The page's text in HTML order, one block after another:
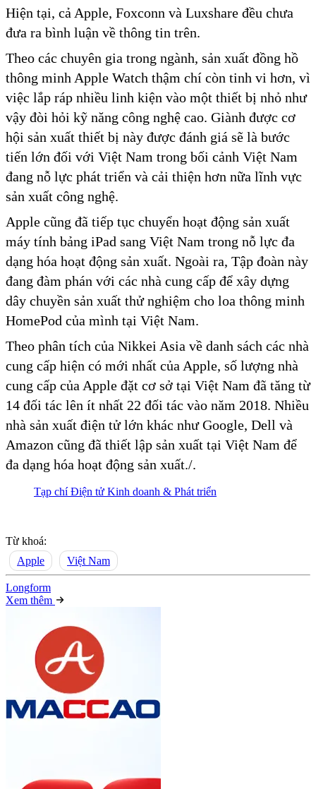
Hiện tại, cả Apple, Foxconn và Luxshare đều chưa
đưa ra bình luận về thông tin trên.
Theo các chuyên gia trong ngành, sản xuất đồng hồ
thông minh Apple Watch thậm chí còn tinh vi hơn, vì
việc lắp ráp nhiều linh kiện vào một thiết bị nhỏ như
vậy đòi hỏi kỹ năng công nghệ cao. Giành được cơ
hội sản xuất thiết bị này được đánh giá sẽ là bước
tiến lớn đối với Việt Nam trong bối cảnh Việt Nam
đang nỗ lực phát triển và cải thiện hơn nữa lĩnh vực
sản xuất công nghệ.
Apple cũng đã tiếp tục chuyển hoạt động sản xuất
máy tính bảng iPad sang Việt Nam trong nỗ lực đa
dạng hóa hoạt động sản xuất. Ngoài ra, Tập đoàn này
đang đàm phán với các nhà cung cấp để xây dựng
dây chuyền sản xuất thử nghiệm cho loa thông minh
HomePod của mình tại Việt Nam.
Theo phân tích của Nikkei Asia về danh sách các nhà
cung cấp hiện có mới nhất của Apple, số lượng nhà
cung cấp của Apple đặt cơ sở tại Việt Nam đã tăng từ
14 đối tác lên ít nhất 22 đối tác vào năm 2018. Nhiều
nhà sản xuất điện tử lớn khác như Google, Dell và
Amazon cũng đã thiết lập sản xuất tại Việt Nam để
đa dạng hóa hoạt động sản xuất./.
Tạp chí Điện tử Kinh doanh & Phát triển
Từ khoá:
Apple
Việt Nam
Longform
Xem thêm